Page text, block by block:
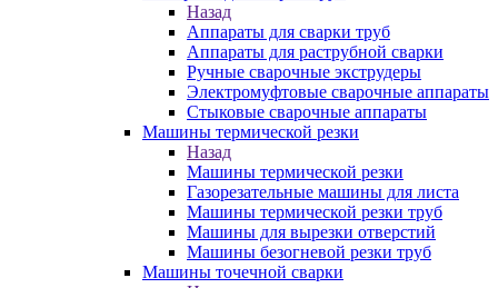
Назад
Аппараты для сварки труб
Аппараты для раструбной сварки
Ручные сварочные экструдеры
Электромуфтовые сварочные аппараты
Стыковые сварочные аппараты
Машины термической резки
Назад
Машины термической резки
Газорезательные машины для листа
Машины термической резки труб
Машины для вырезки отверстий
Машины безогневой резки труб
Машины точечной сварки